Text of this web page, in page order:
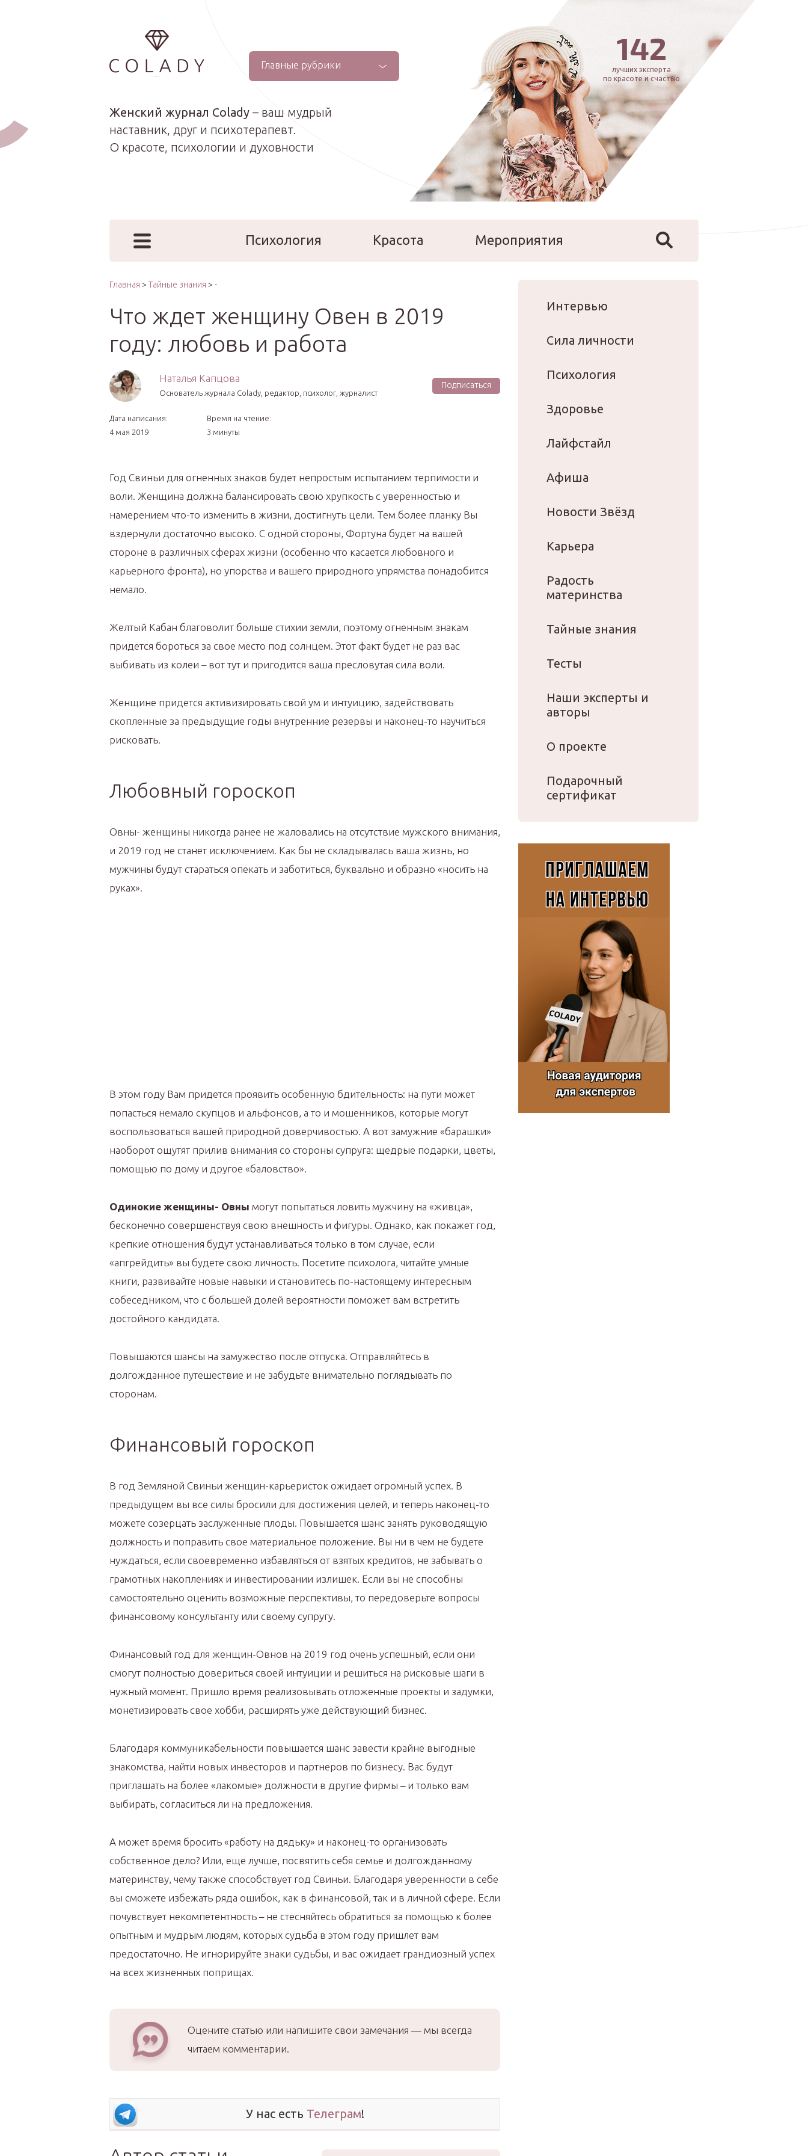
...
Главные рубрики
Женский журнал Colady – ваш мудрый
наставник, друг и психотерапевт.
О красоте, психологии и духовности
142
лучших эксперта
по красоте и счастью
Психология Красота
Мероприятия
Главная > Тайные знания > -
Что ждет женщину Овен в 2019
году: любовь и работа
Наталья Капцова
Основатель журнала Colady, редактор, психолог, журналист
Подписаться
Дата написания:
4 мая 2019
Время на чтение:
3 минуты
Год Свиньи для огненных знаков будет непростым испытанием терпимости и
воли. Женщина должна балансировать свою хрупкость с уверенностью и
намерением что-то изменить в жизни, достигнуть цели. Тем более планку Вы
вздернули достаточно высоко. С одной стороны, Фортуна будет на вашей
стороне в различных сферах жизни (особенно что касается любовного и
карьерного фронта), но упорства и вашего природного упрямства понадобится
немало.
Желтый Кабан благоволит больше стихии земли, поэтому огненным знакам
придется бороться за свое место под солнцем. Этот факт будет не раз вас
выбивать из колеи – вот тут и пригодится ваша пресловутая сила воли.
Женщине придется активизировать свой ум и интуицию, задействовать
скопленные за предыдущие годы внутренние резервы и наконец-то научиться
рисковать.
Любовный гороскоп
Овны- женщины никогда ранее не жаловались на отсутствие мужского внимания,
и 2019 год не станет исключением. Как бы не складывалась ваша жизнь, но
мужчины будут стараться опекать и заботиться, буквально и образно «носить на
руках».
В этом году Вам придется проявить особенную бдительность: на пути может
попасться немало скупцов и альфонсов, а то и мошенников, которые могут
воспользоваться вашей природной доверчивостью. А вот замужние «барашки»
наоборот ощутят прилив внимания со стороны супруга: щедрые подарки, цветы,
помощью по дому и другое «баловство».
Одинокие женщины- Овны могут попытаться ловить мужчину на «живца»,
бесконечно совершенствуя свою внешность и фигуры. Однако, как покажет год,
крепкие отношения будут устанавливаться только в том случае, если
«апгрейдить» вы будете свою личность. Посетите психолога, читайте умные
книги, развивайте новые навыки и становитесь по-настоящему интересным
собеседником, что с большей долей вероятности поможет вам встретить
достойного кандидата.
Повышаются шансы на замужество после отпуска. Отправляйтесь в
долгожданное путешествие и не забудьте внимательно поглядывать по
сторонам.
Финансовый гороскоп
В год Земляной Свиньи женщин-карьеристок ожидает огромный успех. В
предыдущем вы все силы бросили для достижения целей, и теперь наконец-то
можете созерцать заслуженные плоды. Повышается шанс занять руководящую
должность и поправить свое материальное положение. Вы ни в чем не будете
нуждаться, если своевременно избавляться от взятых кредитов, не забывать о
грамотных накоплениях и инвестировании излишек. Если вы не способны
самостоятельно оценить возможные перспективы, то передоверьте вопросы
финансовому консультанту или своему супругу.
Финансовый год для женщин-Овнов на 2019 год очень успешный, если они
смогут полностью довериться своей интуиции и решиться на рисковые шаги в
нужный момент. Пришло время реализовывать отложенные проекты и задумки,
монетизировать свое хобби, расширять уже действующий бизнес.
Благодаря коммуникабельности повышается шанс завести крайне выгодные
знакомства, найти новых инвесторов и партнеров по бизнесу. Вас будут
приглашать на более «лакомые» должности в другие фирмы – и только вам
выбирать, согласиться ли на предложения.
А может время бросить «работу на дядьку» и наконец-то организовать
собственное дело? Или, еще лучше, посвятить себя семье и долгожданному
материнству, чему также способствует год Свиньи. Благодаря уверенности в себе
вы сможете избежать ряда ошибок, как в финансовой, так и в личной сфере. Если
почувствует некомпетентность – не стесняйтесь обратиться за помощью к более
опытным и мудрым людям, которых судьба в этом году пришлет вам
предостаточно. Не игнорируйте знаки судьбы, и вас ожидает грандиозный успех
на всех жизненных поприщах.
Оцените статью или напишите свои замечания — мы всегда
читаем комментарии.
У нас есть Телеграм!
Интервью
Сила личности
Психология
Здоровье
Лайфстайл
Афиша
Новости Звёзд
Карьера
Радость
материнства
Тайные знания
Тесты
Наши эксперты и
авторы
О проекте
Подарочный
сертификат